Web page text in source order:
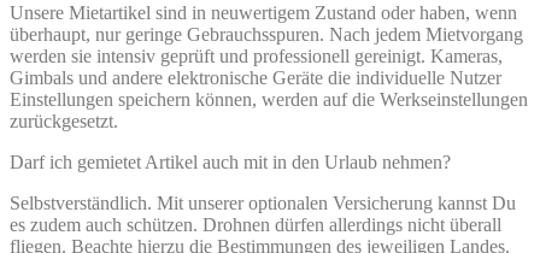
Unsere Mietartikel sind in neuwertigem Zustand oder haben, wenn
überhaupt, nur geringe Gebrauchsspuren. Nach jedem Mietvorgang
werden sie intensiv geprüft und professionell gereinigt. Kameras,
Gimbals und andere elektronische Geräte die individuelle Nutzer
Einstellungen speichern können, werden auf die Werkseinstellungen
zurückgesetzt.
Darf ich gemietet Artikel auch mit in den Urlaub nehmen?
Selbstverständlich. Mit unserer optionalen Versicherung kannst Du
es zudem auch schützen. Drohnen dürfen allerdings nicht überall
fliegen. Beachte hierzu die Bestimmungen des jeweiligen Landes.